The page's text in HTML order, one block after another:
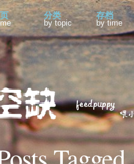
分类
by topic
存档
by time